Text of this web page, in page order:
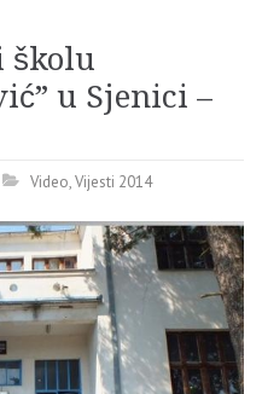
školu
u Sjenici –
Video,Vijesti 2014